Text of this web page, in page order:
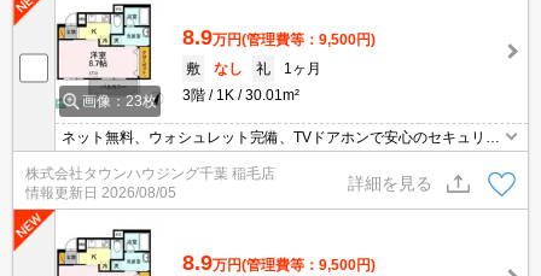
画像：23枚
8.9万円(管理費等：9,500円)
敷
なし 礼
1ヶ月
3階
1K 30.01m²
ネット無料、ウォシュレット完備、TVドアホンで安心のセキュリテ
ィ、さらにバストイレ別で快適な生活してみませんか？
株式会社タウンハウジング千葉 稲毛店
情報更新日 2026/08/05
詳細を見る
8.9万円(管理費等：9,500円)